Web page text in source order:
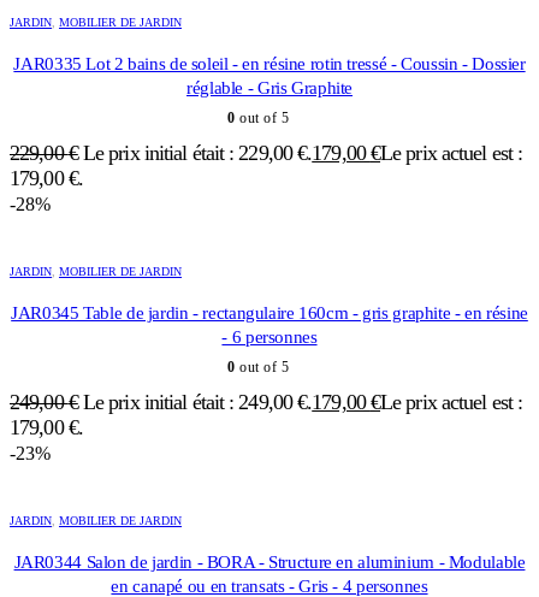
JARDIN MOBILIER DE JARDIN
JAR0335 Lot 2 bains de soleil - en résine rotin tressé - Coussin - Dossier
réglable - Gris Graphite
0 out of 5
229,00€ Le prix initial était : 229,00 €.179,00€Le prix actuel est :
179,00 €.
-28%
JARDIN MOBILIER DE JARDIN
JAR0345 Table de jardin - rectangulaire 160cm - gris graphite - en résine
- 6 personnes
0 out of 5
249,00€ Le prix initial était : 249,00 €.179,00€Le prix actuel est :
179,00 €.
-23%
JARDIN MOBILIER DE JARDIN
JAR0344 Salon de jardin - BORA - Structure en aluminium - Modulable
en canapé ou en transats - Gris - 4 personnes